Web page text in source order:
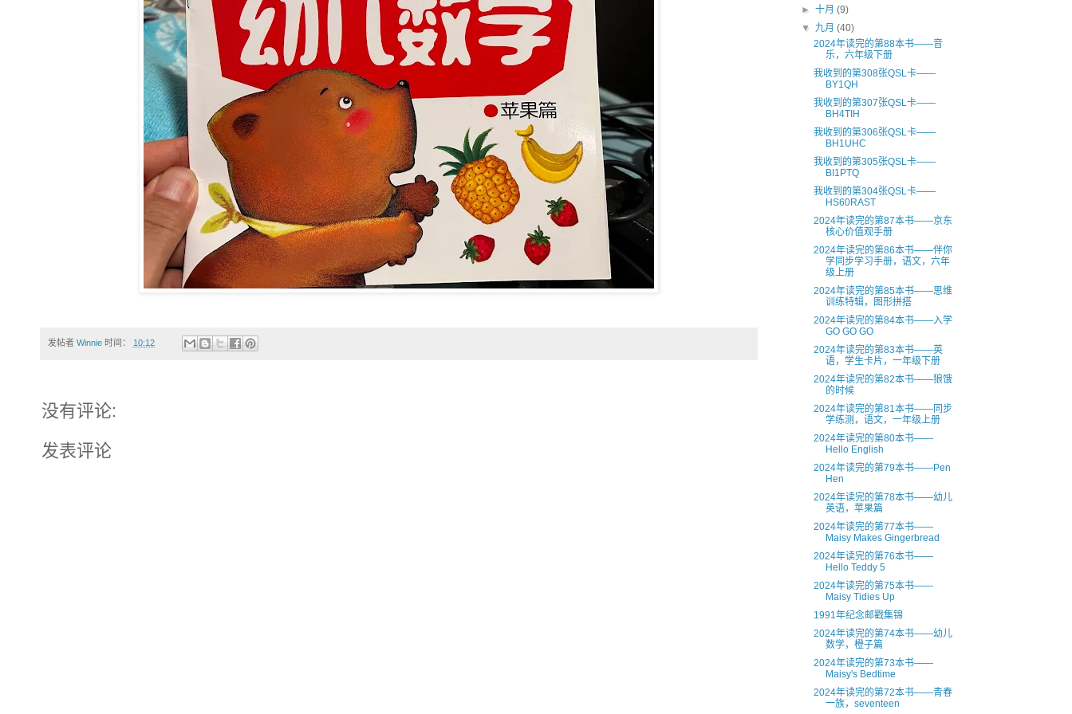
发帖者 Winnie 时间： 10:12
没有评论:
发表评论
►十月(9)
▼ 九月(40)
2024年读完的第88本书——音
乐，六年级下册
我收到的第308张QSL卡——
BY1QH
我收到的第307张QSL卡——
BH4TIH
我收到的第306张QSL卡——
BH1UHC
我收到的第305张QSL卡——
BI1PTQ
我收到的第304张QSL卡——
HS60RAST
2024年读完的第87本书——京东
核心价值观手册
2024年读完的第86本书——伴你
学同步学习手册，语文，六年
级上册
2024年读完的第85本书——思维
训练特辑，图形拼搭
2024年读完的第84本书——入学
GO GO GO
2024年读完的第83本书——英
语，学生卡片，一年级下册
2024年读完的第82本书——狼饿
的时候
2024年读完的第81本书——同步
学练测，语文，一年级上册
2024年读完的第80本书——
Hello English
2024年读完的第79本书——Pen
Hen
2024年读完的第78本书——幼儿
英语，苹果篇
2024年读完的第77本书——
Maisy Makes Gingerbread
2024年读完的第76本书——
Hello Teddy 5
2024年读完的第75本书——
Maisy Tidies Up
1991年纪念邮戳集锦
2024年读完的第74本书——幼儿
数学，橙子篇
2024年读完的第73本书——
Maisy's Bedtime
2024年读完的第72本书——青春
一族，seventeen